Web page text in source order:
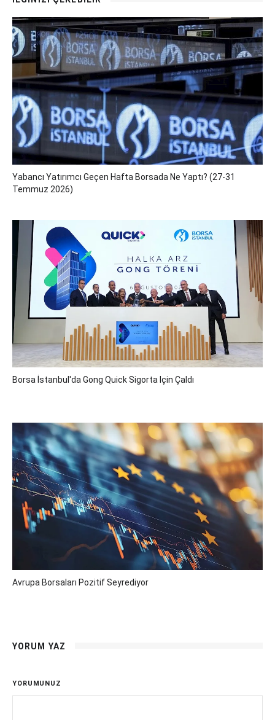
Yabancı Yatırımcı Geçen Hafta Borsada Ne Yaptı? (27-31
Temmuz 2026)
Borsa İstanbul'da Gong Quick Sigorta Için Çaldı
Avrupa Borsaları Pozitif Seyrediyor
YORUM YAZ
YORUMUNUZ